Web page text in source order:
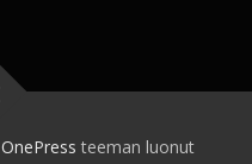
OnePress teeman luonut